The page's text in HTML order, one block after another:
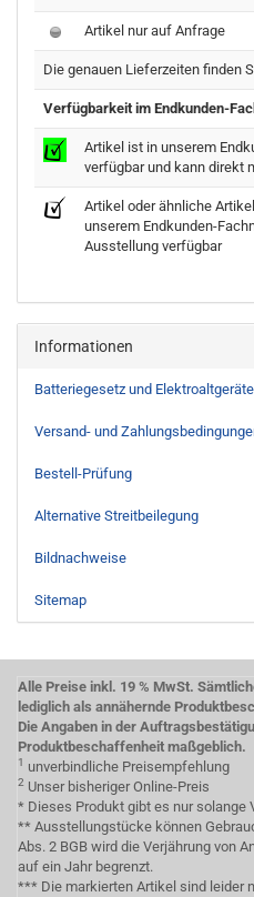
Artikel nur auf Anfrage
Die genauen Lieferzeiten finden
Verfügbarkeit im Endkunden-
Artikel ist in unserem
verfügbar und kann direkt
Artikel oder ähnliche
unserem Endkunden-
Ausstellung verfügbar
Informationen
Batteriegesetz und Elektroaltgeräte
Versand- und
Bestell-Prüfung
Alternative Streitbeilegung
Bildnachweise
Sitemap
Alle Preise inkl. 19 % MwSt.
lediglich als annähernde
Die Angaben in der
Produktbeschaffenheit maßgeblich.
1 unverbindliche Preisempfehlung
2 Unser bisheriger Online-Preis
* Dieses Produkt gibt es nur solange
** Ausstellungstücke können
Abs. 2 BGB wird die Verjährung von
auf ein Jahr begrenzt.
*** Die markierten Artikel sind leider